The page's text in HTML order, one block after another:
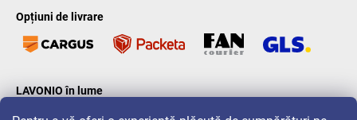
Opțiuni de livrare
LAVONIO în lume